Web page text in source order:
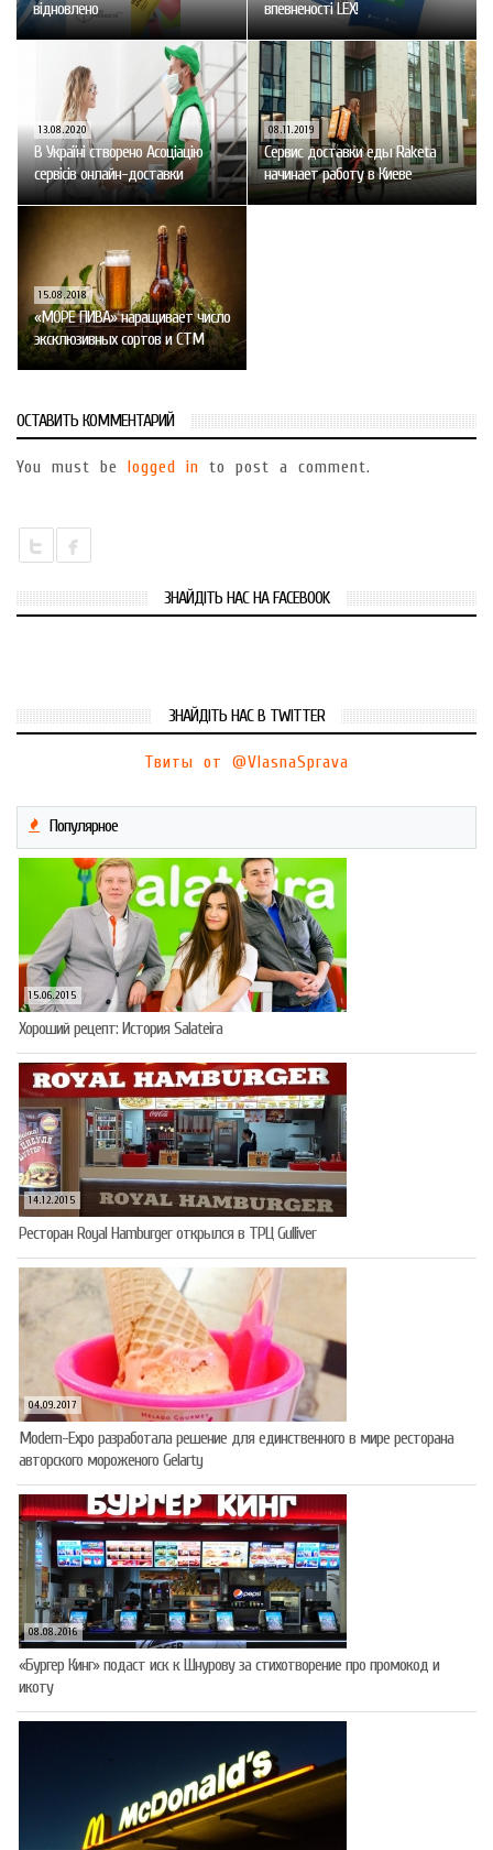
відновлено впевненості LEX!
13.08.2020
В Україні створено Асоціацію
сервісів онлайн-доставки
08.11.2019
Сервис доставки еды Raketa
начинает работу в Киеве
15.08.2018
«МОРЕ ПИВА» наращивает число
эксклюзивных сортов и СТМ
ОСТАВИТЬ КОММЕНТАРИЙ
You must be logged in to post a comment.
ЗНАЙДІТЬ НАС НА FACEBOOK
ЗНАЙДІТЬ НАС В TWITTER
Твиты от @VlasnaSprava
Популярное
15.06.2015
Хороший рецепт: История Salateira
14.12.2015
Ресторан Royal Hamburger открылся в ТРЦ Gulliver
04.09.2017
Modern-Expo разработала решение для единственного в мире ресторана
авторского мороженого Gelarty
08.08.2016
«Бургер Кинг» подаст иск к Шнурову за стихотворение про промокод и
икоту